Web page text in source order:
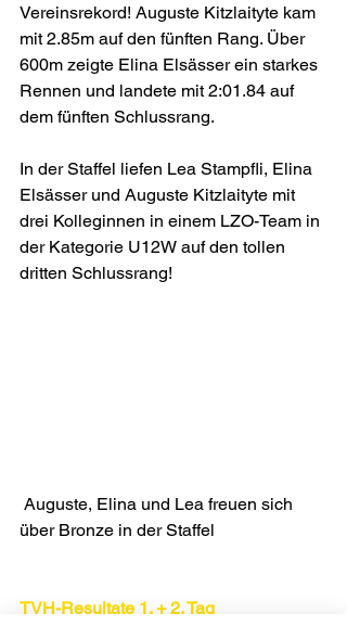
Vereinsrekord! Auguste Kitzlaityte kam
mit 2.85m auf den fünften Rang. Über
600m zeigte Elina Elsässer ein starkes
Rennen und landete mit 2:01.84 auf
dem fünften Schlussrang.
In der Staffel liefen Lea Stampfli, Elina
Elsässer und Auguste Kitzlaityte mit
drei Kolleginnen in einem LZO-Team in
der Kategorie U12W auf den tollen
dritten Schlussrang!
über Bronze in der Staffel
TVH-Resultate 1. + 2. Tag